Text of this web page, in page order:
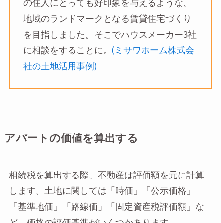
の住人にとっても好印象を与えるような、
地域のランドマークとなる賃貸住宅づくり
を目指しました。そこでハウスメーカー3社
に相談をすることに。 (ミサワホーム株式会
社の土地活用事例)
アパートの価値を算出する
相続税を算出する際、不動産は評価額を元に計算
します。土地に関しては「時価」「公示価格」
「基準地価」「路線価」「固定資産税評価額」な